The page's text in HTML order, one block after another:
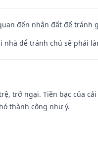
đến nhận đất để tránh
nhà để tránh chủ sẽ phải
trở ngại. Tiền bạc của
thành công như ý.